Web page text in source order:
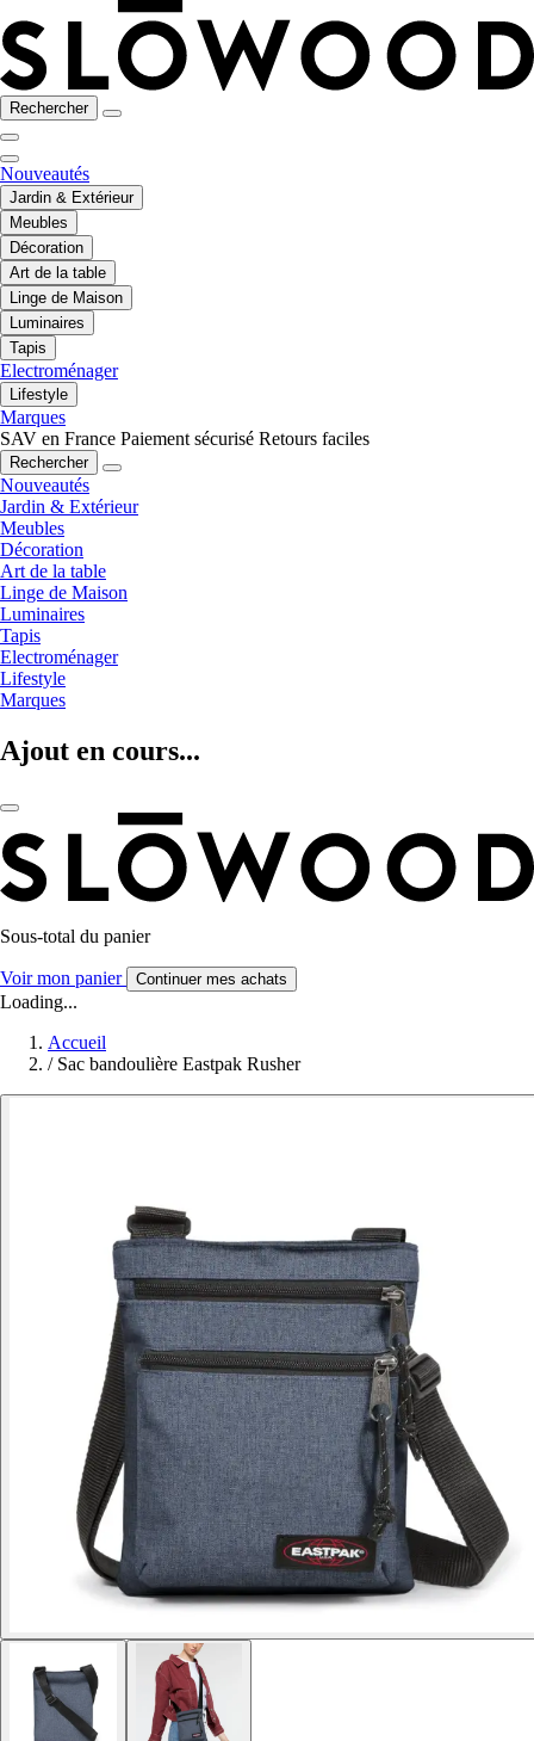
Rechercher
Nouveautés
Jardin & Extérieur
Meubles
Décoration
Art de la table
Linge de Maison
Luminaires
Tapis
Electroménager
Lifestyle
Marques
SAV en France Paiement sécurisé Retours faciles
Rechercher
Nouveautés
Jardin & Extérieur
Meubles
Décoration
Art de la table
Linge de Maison
Luminaires
Tapis
Electroménager
Lifestyle
Marques
Ajout en cours...
Sous-total du panier
Voir mon panier Continuer mes achats
Loading...
Accueil
/ Sac bandoulière Eastpak Rusher